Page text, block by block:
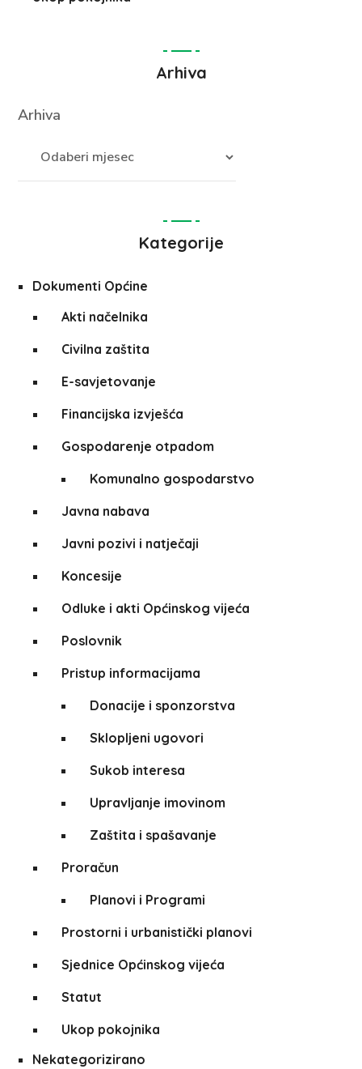
Arhiva
Arhiva
Kategorije
Dokumenti Općine
Akti načelnika
Civilna zaštita
E-savjetovanje
Financijska izvješća
Gospodarenje otpadom
Komunalno gospodarstvo
Javna nabava
Javni pozivi i natječaji
Koncesije
Odluke i akti Općinskog vijeća
Poslovnik
Pristup informacijama
Donacije i sponzorstva
Sklopljeni ugovori
Sukob interesa
Upravljanje imovinom
Zaštita i spašavanje
Proračun
Planovi i Programi
Prostorni i urbanistički planovi
Sjednice Općinskog vijeća
Statut
Ukop pokojnika
Nekategorizirano